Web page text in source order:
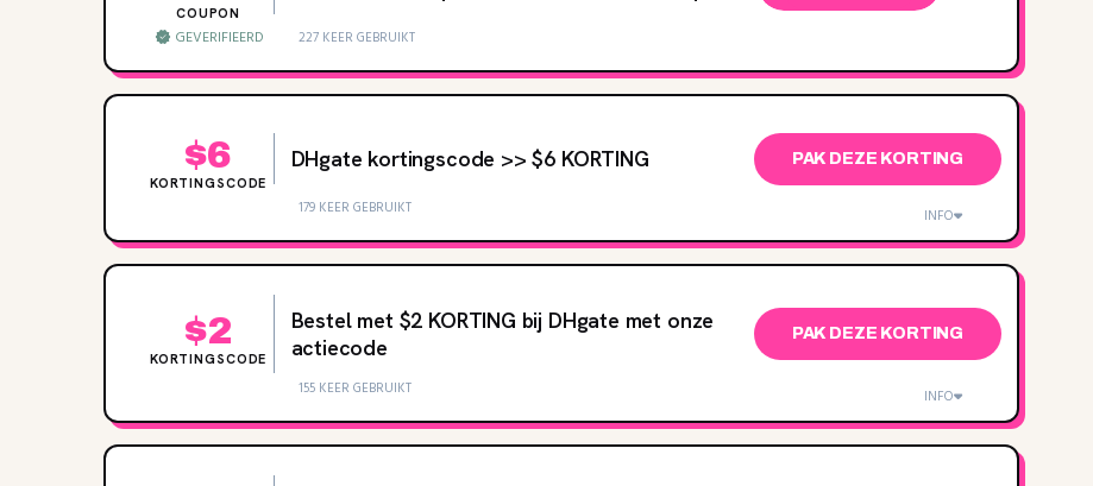
COUPON
GEVERIFIEERD 227 KEER GEBRUIKT
$6
KORTINGSCODE
DHgate kortingscode >> $6 KORTING PAK DEZE KORTING
179 KEER GEBRUIKT INFO
$2
KORTINGSCODE
Bestel met $2 KORTING bij DHgate met onze
actiecode
PAK DEZE KORTING
155 KEER GEBRUIKT INFO